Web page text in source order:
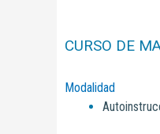
CURSO DE
Modalidad